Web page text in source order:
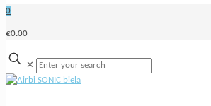
0
€0.00
✕